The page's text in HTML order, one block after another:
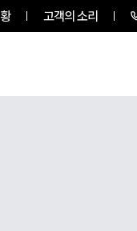
고객의 소리